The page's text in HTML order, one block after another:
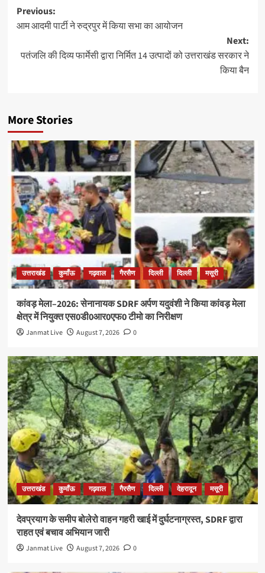
Post
navigation
Previous:
आम आदमी पार्टी ने रुद्रपुर में किया सभा का आयोजन
Next:
पतंजलि की दिव्य फार्मेसी द्वारा निर्मित 14 उत्पादों को उत्तराखंड सरकार ने
किया बैन
More Stories
उत्तराखंड कुमाँऊ गढ़वाल गैरसैण दिल्ली दिल्ली मसूरी
कांवड़ मेला–2026: सेनानायक SDRF अर्पण यदुवंशी ने किया कांवड़ मेला
क्षेत्र में नियुक्त एस0डी0आर0एफ0 टीमो का निरीक्षण
Janmat Live August 7, 2026 0
उत्तराखंड कुमाँऊ गढ़वाल गैरसैण दिल्ली देहरादून मसूरी
देवप्रयाग के समीप बोलेरो वाहन गहरी खाई में दुर्घटनाग्रस्त, SDRF द्वारा
राहत एवं बचाव अभियान जारी
Janmat Live August 7, 2026 0